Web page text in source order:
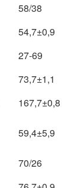
58/38
54,7±0,9
27-69
73,7±1,1
167,7±0,8
59,4±5,9
70/26